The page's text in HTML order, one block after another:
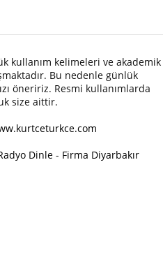
kullanım kelimeleri ve akademik
Bu nedenle günlük
öneririz. Resmi kullanımlarda
size aittir.
Dinle - Firma Diyarbakır